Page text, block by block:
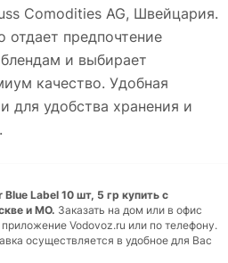
Comodities AG, Швейцария.
отдает предпочтение
и выбирает
качество. Удобная
для удобства хранения и
Label 10 шт, 5 гр купить с
и МО. Заказать на дом или в офис
Vodovoz.ru или по телефону.
осуществляется в удобное для Вас